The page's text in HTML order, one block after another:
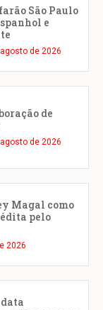
São Paulo
e
de 2026
de
de 2026
Magal como
pelo
2026